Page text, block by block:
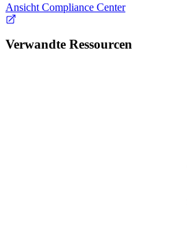
Ansicht Compliance Center
Verwandte Ressourcen